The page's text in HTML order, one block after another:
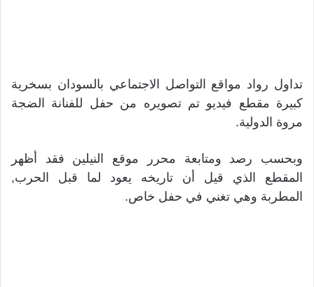
تداول رواد مواقع التواصل الاجتماعي بالسودان بسخرية
كبيرة مقطع فيديو تم تصويره من حفل للفنانة الضجة
مروة الدولية.
وبحسب رصد ومتابعة محرر موقع النيلين فقد أظهر
المقطع الذي قيل أن تاريخه يعود لما قبل الحرب,
المطربة وهي تغني في حفل خاص.